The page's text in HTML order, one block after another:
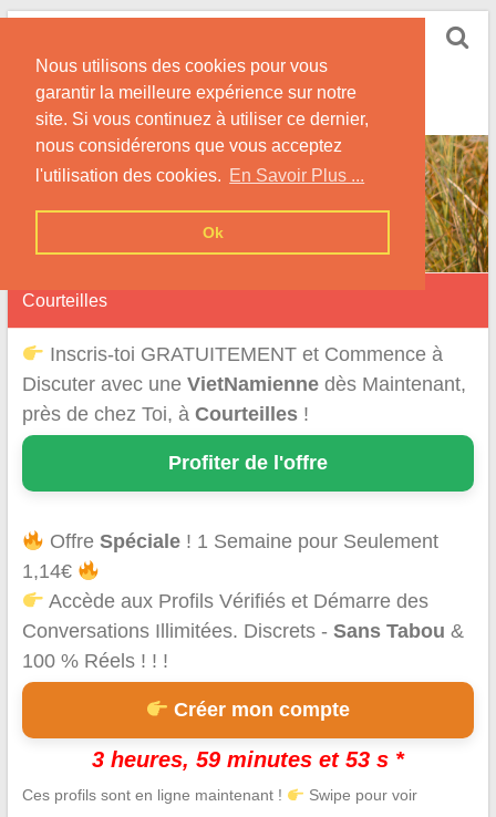
Nous utilisons des cookies pour vous
garantir la meilleure expérience sur notre
site. Si vous continuez à utiliser ce dernier,
nous considérerons que vous acceptez
l'utilisation des cookies. En Savoir Plus ...
Ok
Skip
contentVietnamienne
Rencontre une Célibataire Originaire du VietNam !
Courteilles
Inscris-toi GRATUITEMENT et Commence à
Discuter avec une VietNamiennedès Maintenant,
près de chez Toi, à Courteilles!
Profiter de l'offre
OffreSpéciale ! 1 Semaine pour Seulement
1,14€
Accède aux Profils Vérifiés et Démarre des
Conversations Illimitées. Discrets - Sans Tabou &
100 % Réels ! ! !
Créer mon compte
3 heures, 59 minutes et 53 s *
Ces profils sont en ligne maintenant ! Swipe pour voir